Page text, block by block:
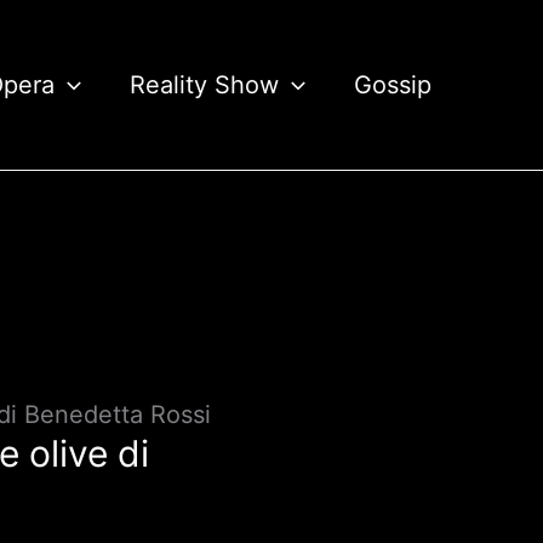
Reality Show Gossip
Benedetta Rossi
olive di